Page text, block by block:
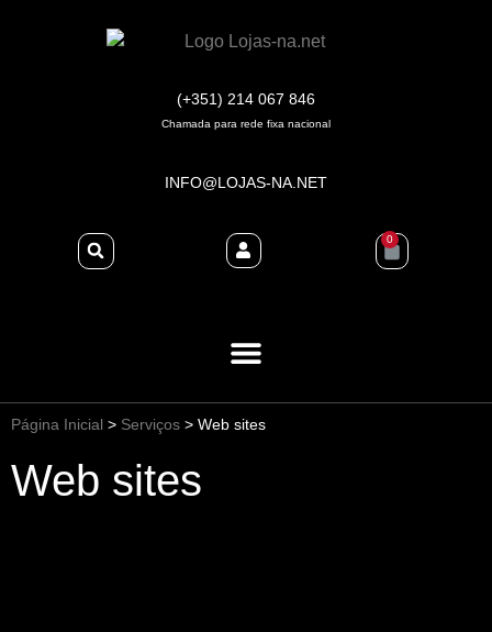
(+351) 214 067 846
Chamada para rede fixa nacional
INFO@LOJAS-NA.NET
0
Página Inicial > Serviços > Web sites
Web sites